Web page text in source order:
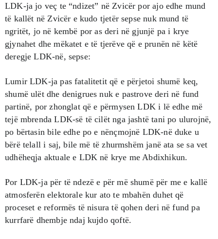
LDK-ja jo veç te “ndizet” në Zvicër por ajo edhe mund
të kallët në Zvicër e kudo tjetër sepse nuk mund të
ngritët, jo në kembë por as deri në gjunjë pa i krye
gjynahet dhe mëkatet e të tjerëve që e prunën në këtë
deregje LDK-në, sepse:
Lumir LDK-ja pas fatalitetit që e përjetoi shumë keq,
shumë ulët dhe denigrues nuk e pastrove deri në fund
partinë, por zhonglat që e përmysen LDK i lë edhe më
tejë mbrenda LDK-së të cilët nga jashtë tani po ulurojnë,
po bërtasin bile edhe po e nënçmojnë LDK-në duke u
bërë telall i saj, bile më të zhurmshëm janë ata se sa vet
udhëheqja aktuale e LDK në krye me Abdixhikun.
Por LDK-ja për të ndezë e për më shumë për me e kallë
atmosferën elektorale kur ato te mbahën duhet që
proceset e reformës të nisura të qohen deri në fund pa
kurrfarë dhembje ndaj kujdo qoftë.